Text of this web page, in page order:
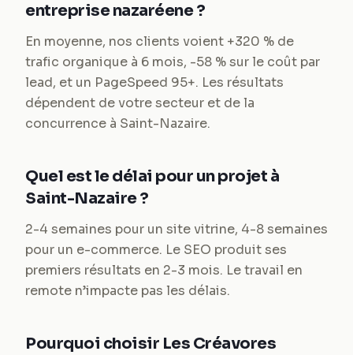
entreprise nazaréene ?
En moyenne, nos clients voient +320 % de
trafic organique à 6 mois, -58 % sur le coût par
lead, et un PageSpeed 95+. Les résultats
dépendent de votre secteur et de la
concurrence à Saint-Nazaire.
Quel est le délai pour un projet à
Saint-Nazaire ?
2-4 semaines pour un site vitrine, 4-8 semaines
pour un e-commerce. Le SEO produit ses
premiers résultats en 2-3 mois. Le travail en
remote n’impacte pas les délais.
Pourquoi choisir Les Créavores